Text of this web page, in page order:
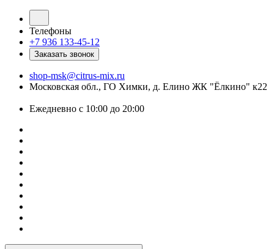
Телефоны
+7 936 133-45-12
Заказать звонок
shop-msk@citrus-mix.ru
Московская обл., ГО Химки, д. Елино ЖК "Ёлкино" к22
Ежедневно с 10:00 до 20:00